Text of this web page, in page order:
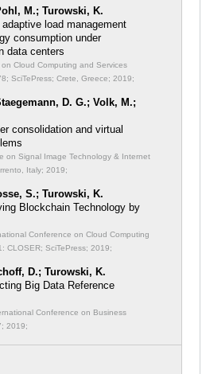
M.; Turowski, K.
load management
consumption under
data centers
Cloud Computing and Services
SciTePress; Crete, Greece; 2019;
D. G.; Volk, M.;
consolidation and virtual
on Signal Image Technology & Internet
Italy; 2019;
S.; Turowski, K.
Blockchain Technology by
Conference on Cloud Computing
CLOSER; SciTePress; 2019;
D.; Turowski, K.
Big Data Reference
Conference on Business
2019;